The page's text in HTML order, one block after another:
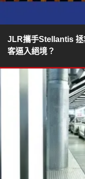
JLR攜手Stellantis 拯
客逼入絕境？